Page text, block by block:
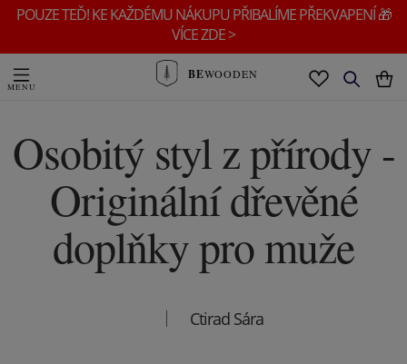
POUZE TEĎ! KE KAŽDÉMU NÁKUPU PŘIBALÍME PŘEKVAPENÍ 🎁
VÍCE ZDE >
BEWOODEN
Osobitý styl z přírody -
Originální dřevěné
doplňky pro muže
Ctirad Sára